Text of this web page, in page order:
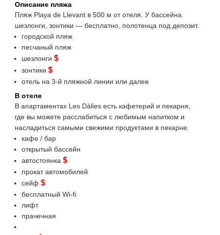
Описание пляжа
Пляж Playa de Llevant в 500 м от отеля. У бассейна
шезлонги, зонтики — бесплатно, полотенца под депозит.
городской пляж
песчаный пляж
шезлонги $
зонтики $
отель на 3-й пляжной линии или далее
В отеле
В апартаментах Les Dàlies есть кафетерий и пекарня,
где вы можете расслабиться с любимым напитком и
насладиться самыми свежими продуктами в пекарне.
кафе / бар
открытый бассейн
автостоянка $
прокат автомобилей
сейф $
бесплатный Wi-fi
лифт
прачечная